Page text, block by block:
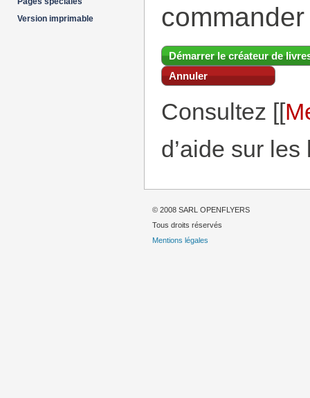
Démarrer le créateur de
Annuler
Consultez [[
d’aide sur
Version imprimable
© 2008 SARL OPENFLYERS
Tous droits réservés
Mentions légales